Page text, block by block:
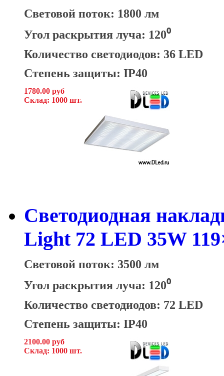
Световой поток: 1800 лм
Угол раскрытия луча: 120⁰
Количество светодиодов: 36 LED
Степень защиты: IP40
1780.00 руб
Склад: 1000 шт.
Светодиодная
Light 72 LED 35W
Световой поток: 3500 лм
Угол раскрытия луча: 120⁰
Количество светодиодов: 72 LED
Степень защиты: IP40
2100.00 руб
Склад: 1000 шт.